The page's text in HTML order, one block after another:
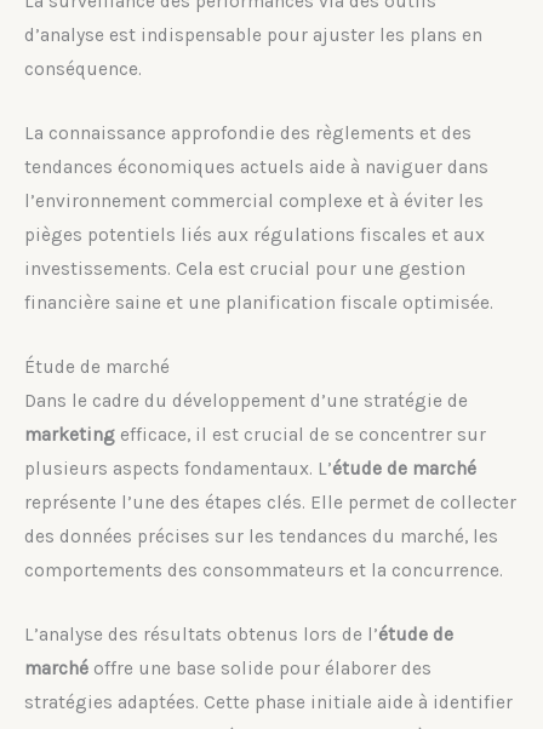
d’analyse est indispensable pour ajuster les plans en
conséquence.
La connaissance approfondie des règlements et des
tendances économiques actuels aide à naviguer dans
l’environnement commercial complexe et à éviter les
pièges potentiels liés aux régulations fiscales et aux
investissements. Cela est crucial pour une gestion
financière saine et une planification fiscale optimisée.
Étude de marché
Dans le cadre du développement d’une stratégie de
marketing efficace, il est crucial de se concentrer sur
plusieurs aspects fondamentaux. L’étude de marché
représente l’une des étapes clés. Elle permet de collecter
des données précises sur les tendances du marché, les
comportements des consommateurs et la concurrence.
L’analyse des résultats obtenus lors de l’étude de
marché offre une base solide pour élaborer des
stratégies adaptées. Cette phase initiale aide à identifier